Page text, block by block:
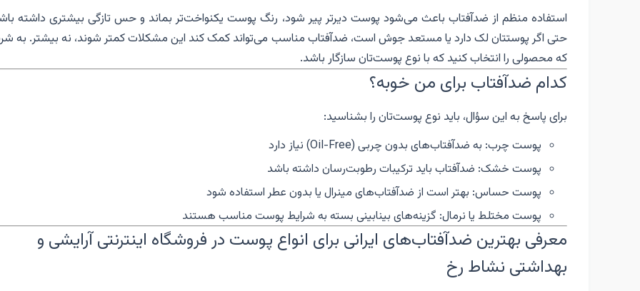
استفاده منظم از ضدآفتاب باعث می‌شود پوست دیرتر پیر شود، رنگ پوست یکنواخت‌تر بماند و حس تازگی بیشتری داشته
حتی اگر پوستتان لک دارد یا مستعد جوش است، ضدآفتاب مناسب می‌تواند کمک کند این مشکلات کمتر شوند، نه بیشتر. به
که محصولی را انتخاب کنید که با نوع پوست‌تان سازگار باشد.
کدام ضدآفتاب برای من خوبه؟
برای پاسخ به این سؤال، باید نوع پوست‌تان را بشناسید:
پوست چرب: به ضدآفتاب‌های بدون چربی (Oil-Free) نیاز دارد
پوست خشک: ضدآفتاب باید ترکیبات رطوبت‌رسان داشته باشد
پوست حساس: بهتر است از ضدآفتاب‌های مینرال یا بدون عطر استفاده شود
پوست مختلط یا نرمال: گزینه‌های بینابینی بسته به شرایط پوست مناسب هستند
معرفی بهترین ضدآفتاب‌های ایرانی برای انواع پوست در فروشگاه اینترنتی آرایشی و
بهداشتی نشاط رخ